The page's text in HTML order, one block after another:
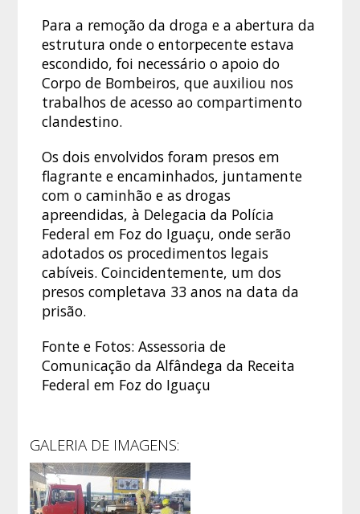
Para a remoção da droga e a abertura da
estrutura onde o entorpecente estava
escondido, foi necessário o apoio do
Corpo de Bombeiros, que auxiliou nos
trabalhos de acesso ao compartimento
clandestino.
Os dois envolvidos foram presos em
flagrante e encaminhados, juntamente
com o caminhão e as drogas
apreendidas, à Delegacia da Polícia
Federal em Foz do Iguaçu, onde serão
adotados os procedimentos legais
cabíveis. Coincidentemente, um dos
presos completava 33 anos na data da
prisão.
Fonte e Fotos: Assessoria de
Comunicação da Alfândega da Receita
Federal em Foz do Iguaçu
GALERIA DE IMAGENS: